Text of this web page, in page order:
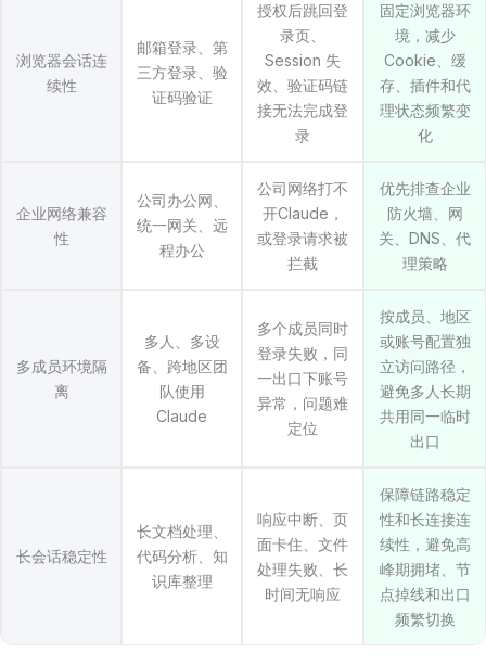
浏览器会话连
续性
邮箱登录、第
三方登录、验
证码验证
授权后跳回登
录页、
Session 失
效、验证码链
接无法完成登
录
固定浏览器环
境，减少
Cookie、缓
存、插件和代
理状态频繁变
化
企业网络兼容
性
公司办公网、
统一网关、远
程办公
公司网络打不
开Claude，
或登录请求被
拦截
优先排查企业
防火墙、网
关、DNS、代
理策略
多成员环境隔
离
多人、多设
备、跨地区团
队使用
Claude
多个成员同时
登录失败，同
一出口下账号
异常，问题难
定位
按成员、地区
或账号配置独
立访问路径，
避免多人长期
共用同一临时
出口
长会话稳定性
长文档处理、
代码分析、知
识库整理
响应中断、页
面卡住、文件
处理失败、长
时间无响应
保障链路稳定
性和长连接连
续性，避免高
峰期拥堵、节
点掉线和出口
频繁切换